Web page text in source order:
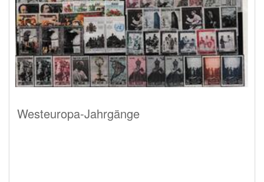
Westeuropa-Jahrgänge